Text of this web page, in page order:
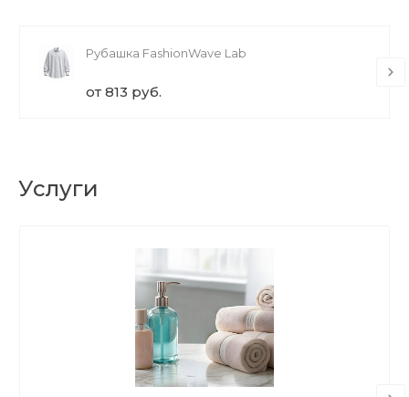
Рубашка FashionWave Lab
от 813 руб.
Услуги